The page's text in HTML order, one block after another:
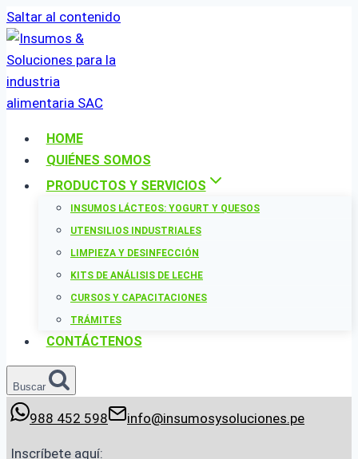
Saltar al contenido
HOME
QUIÉNES SOMOS
PRODUCTOS Y SERVICIOS
INSUMOS LÁCTEOS: YOGURT Y QUESOS
UTENSILIOS INDUSTRIALES
LIMPIEZA Y DESINFECCIÓN
KITS DE ANÁLISIS DE LECHE
CURSOS Y CAPACITACIONES
TRÁMITES
CONTÁCTENOS
Buscar
988 452 598 info@insumosysoluciones.pe
Inscríbete aquí: